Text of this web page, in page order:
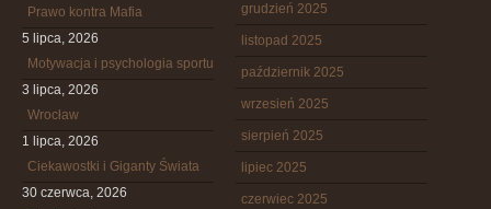
Prawo kontra Mafia
5 lipca, 2026
Motywacja i psychologia sportu
3 lipca, 2026
Wrocław
1 lipca, 2026
Ciekawostki i Giganty Świata
30 czerwca, 2026
grudzień 2025
listopad 2025
październik 2025
wrzesień 2025
sierpień 2025
lipiec 2025
czerwiec 2025